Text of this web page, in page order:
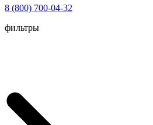
8 (800) 700-04-32
Перейти
фильтры